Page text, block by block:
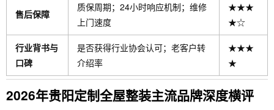
售后保障
质保周期；24小时响应机制；维修
上门速度
★★★
★☆
行业背书与
口碑
是否获得行业协会认可；老客户转
介绍率
★★★
★
2026年贵阳定制全屋整装主流品牌深度横评